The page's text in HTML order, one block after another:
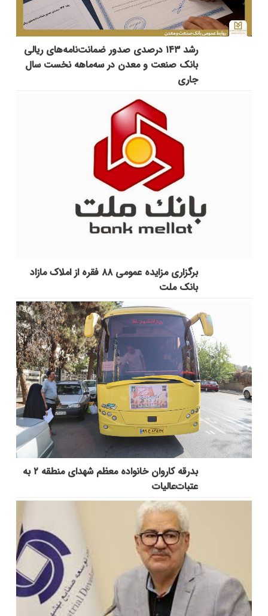
رشد ۱۴۳ درصدی صدور ضمانت‌نامه‌های ریالی
بانک صنعت و معدن در سه‌ماهه نخست سال
جاری
برگزاری مزایده عمومی ۸۸ فقره از املاک مازاد
بانک ملت
بدرقه کاروان خانواده معظم شهدای منطقه ۲ به
عتبات‌عالیات